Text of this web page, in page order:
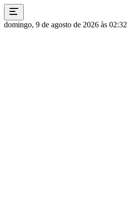
domingo, 9 de agosto de 2026 às 02:32